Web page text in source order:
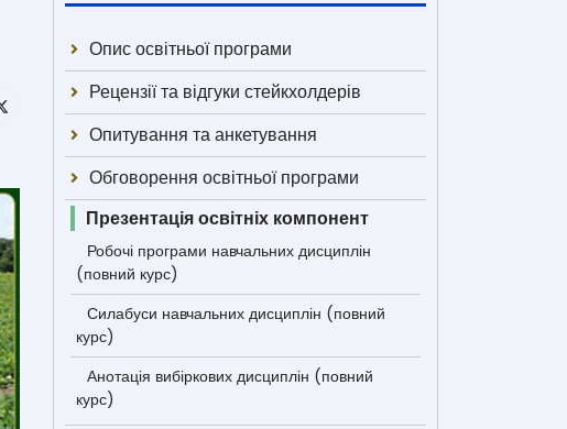
Опис освітньої програми
Рецензії та відгуки стейкхолдерів
Опитування та анкетування
Обговорення освітньої програми
Презентація освітніх компонент
Робочі програми навчальних дисциплін
(повний курс)
Силабуси навчальних дисциплін (повний
курс)
Анотація вибіркових дисциплін (повний
курс)